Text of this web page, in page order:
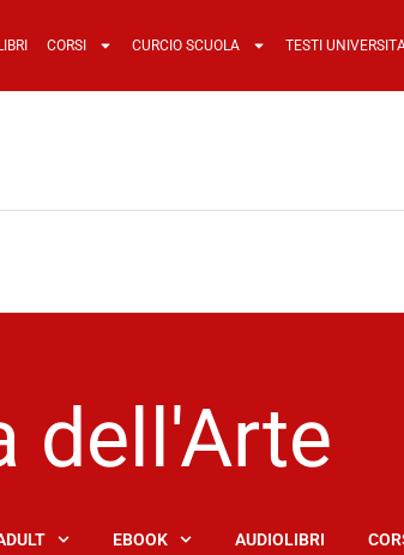
CORSI CURCIO SCUOLA TESTI
dell'Arte
EBOOK AUDIOLIBRI